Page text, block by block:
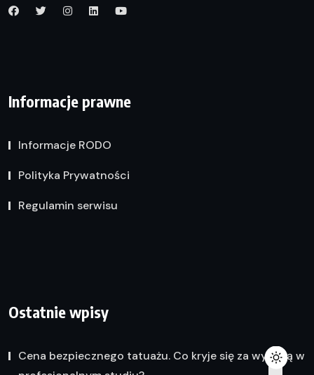
Informacje prawne
Informacje RODO
Polityka Prywatności
Regulamin serwisu
Ostatnie wpisy
Cena bezpiecznego tatuażu. Co kryje się za wyceną w